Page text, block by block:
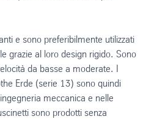
e sono preferibilmente utilizzati
grazie al loro design rigido. Sono
da basse a moderate. I
Erde (serie 13) sono quindi
meccanica e nelle
sono prodotti senza